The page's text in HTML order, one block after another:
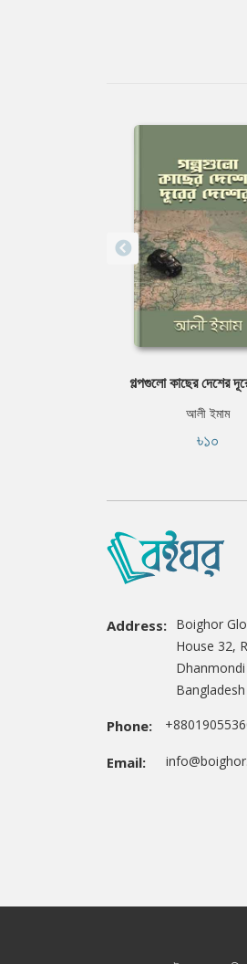
গল্পগুলাে কাছের দেশের
আলী ইমাম
৳১০
Address: Boighor
House 32,
Bangladesh
Phone:
Email: